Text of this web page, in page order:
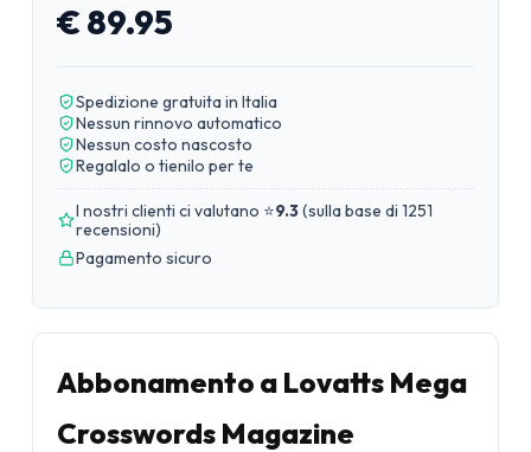
€ 89.95
Spedizione gratuita in Italia
Nessun rinnovo automatico
Nessun costo nascosto
Regalalo o tienilo per te
I nostri clienti ci valutano ⭐9.3(sulla base di 1251
recensioni)
Pagamento sicuro
Abbonamento a Lovatts Mega
Crosswords Magazine